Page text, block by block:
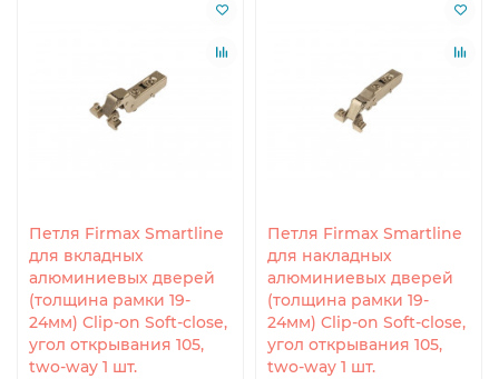
Петля Firmax Smartline
для вкладных
алюминиевых дверей
(толщина рамки 19-
24мм) Clip-on Soft-close,
угол открывания 105,
two-way 1 шт.
Петля Firmax Smartline
для накладных
алюминиевых дверей
(толщина рамки 19-
24мм) Clip-on Soft-close,
угол открывания 105,
two-way 1 шт.